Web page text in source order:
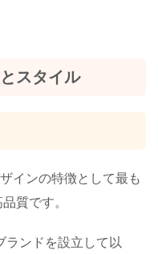
スタイル
インの特徴として最も
質です。
ランドを設立して以